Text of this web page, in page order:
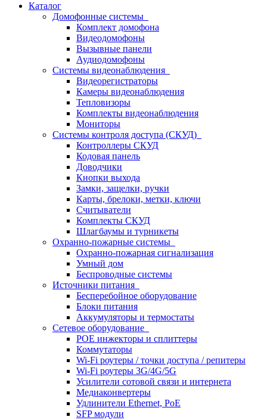
Каталог
Домофонные системы
Комплект домофона
Видеодомофоны
Вызывные панели
Аудиодомофоны
Системы видеонаблюдения
Видеорегистраторы
Камеры видеонаблюдения
Тепловизоры
Комплекты видеонаблюдения
Мониторы
Системы контроля доступа (СКУД)
Контроллеры СКУД
Кодовая панель
Доводчики
Кнопки выхода
Замки, защелки, ручки
Карты, брелоки, метки, ключи
Считыватели
Комплекты СКУД
Шлагбаумы и турникеты
Охранно-пожарные системы
Охранно-пожарная сигнализация
Умный дом
Беспроводные системы
Источники питания
Бесперебойное оборудование
Блоки питания
Аккумуляторы и термостаты
Сетевое оборудование
POE инжекторы и сплиттеры
Коммутаторы
Wi-Fi роутеры / точки доступа / репитеры
Wi-Fi роутеры 3G/4G/5G
Усилители сотовой связи и интернета
Медиаконвертеры
Удлинители Ethernet, PoE
SFP модули